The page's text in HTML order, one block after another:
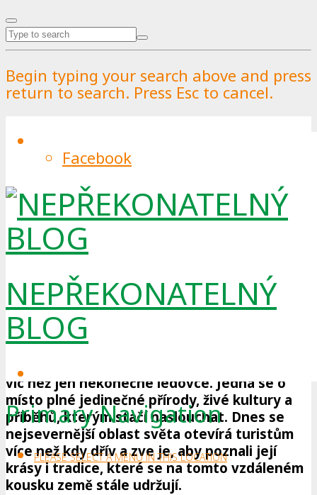
Begin typing your search above and press
return to search. Press Esc to cancel.
Facebook
NEPŘEKONATELNÝ
BLOG
Primary Navigation
PLEASE SELECT A MENU IN THIS LOCATION
Grónsko otevírá svou náruč:
Arktický ostrov nabízí turistům
nejen unikátní přírodu
By
. Published on20.8.2025. 28.7.2025 0
Když se řekne Grónsko, většina lidí si vybaví
rozsáhlé ledové pláně a odlehlé arktické
osady, které působí nedostupně a drsně. Ale
víc než jen nekonečné ledovce. Jedná se o
místo plné jedinečné přírody, živé kultury a
příběhů, kterým stačí naslouchat. Dnes se
nejsevernější oblast světa otevírá turistům
více než kdy dřív a zve je, aby poznali její
krásy i tradice, které se na tomto vzdáleném
kousku země stále udržují.